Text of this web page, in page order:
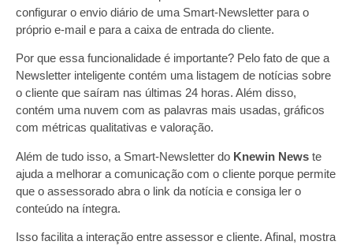
configurar o envio diário de uma Smart-Newsletter para o
próprio e-mail e para a caixa de entrada do cliente.
Por que essa funcionalidade é importante? Pelo fato de que a
Newsletter inteligente contém uma listagem de notícias sobre
o cliente que saíram nas últimas 24 horas. Além disso,
contém uma nuvem com as palavras mais usadas, gráficos
com métricas qualitativas e valoração.
Além de tudo isso, a Smart-Newsletter do Knewin News te
ajuda a melhorar a comunicação com o cliente porque permite
que o assessorado abra o link da notícia e consiga ler o
conteúdo na íntegra.
Isso facilita a interação entre assessor e cliente. Afinal, mostra